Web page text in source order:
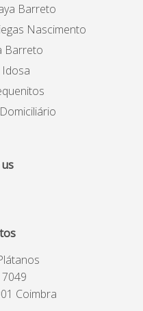
Barreto
Nascimento
Barreto
Idosa
Coimbra